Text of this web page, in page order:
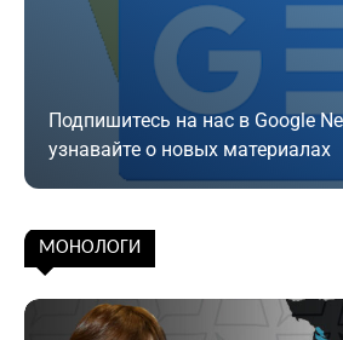
Подпишитесь на нас в Google
узнавайте о новых материалах
Подписаться
МОНОЛОГИ